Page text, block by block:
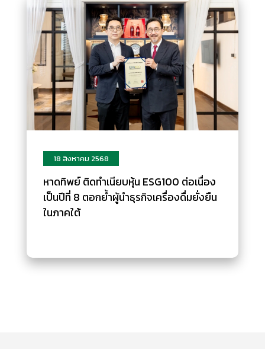
18 สิงหาคม 2568
หาดทิพย์ ติดทำเนียบหุ้น ESG100 ต่อเนื่อง
เป็นปีที่ 8 ตอกย้ำผู้นำธุรกิจเครื่องดื่มยั่งยืน
ในภาคใต้